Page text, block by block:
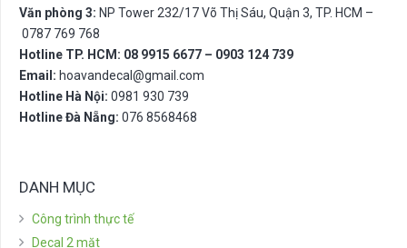
Văn phòng 3: NP Tower 232/17 Võ Thị Sáu, Quận 3, TP. HCM –
0787 769 768
Hotline TP. HCM: 08 9915 6677 – 0903 124 739
Email: hoavandecal@gmail.com
Hotline Hà Nội: 0981 930 739
Hotline Đà Nẵng: 076 8568468
DANH MỤC
Công trình thực tế
Decal 2 mặt